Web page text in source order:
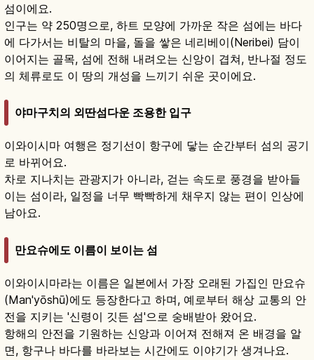
섬이에요.
인구는 약 250명으로, 하트 모양에 가까운 작은 섬에는 바다
에 다가서는 비탈의 마을, 돌을 쌓은 네리베이(Neribei) 담이
이어지는 골목, 섬에 전해 내려오는 신앙이 겹쳐, 반나절 정도
의 체류로도 이 땅의 개성을 느끼기 쉬운 곳이에요.
야마구치의 외딴섬다운 조용한 입구
이와이시마 여행은 정기선이 항구에 닿는 순간부터 섬의 공기
로 바뀌어요.
차로 지나치는 관광지가 아니라, 걷는 속도로 풍경을 받아들
이는 섬이라, 일정을 너무 빡빡하게 채우지 않는 편이 인상에
남아요.
만요슈에도 이름이 보이는 섬
이와이시마라는 이름은 일본에서 가장 오래된 가집인 만요슈
(Man'yōshū)에도 등장한다고 하며, 예로부터 해상 교통의 안
전을 지키는 '신령이 깃든 섬'으로 숭배받아 왔어요.
항해의 안전을 기원하는 신앙과 이어져 전해져 온 배경을 알
면, 항구나 바다를 바라보는 시간에도 이야기가 생겨나요.